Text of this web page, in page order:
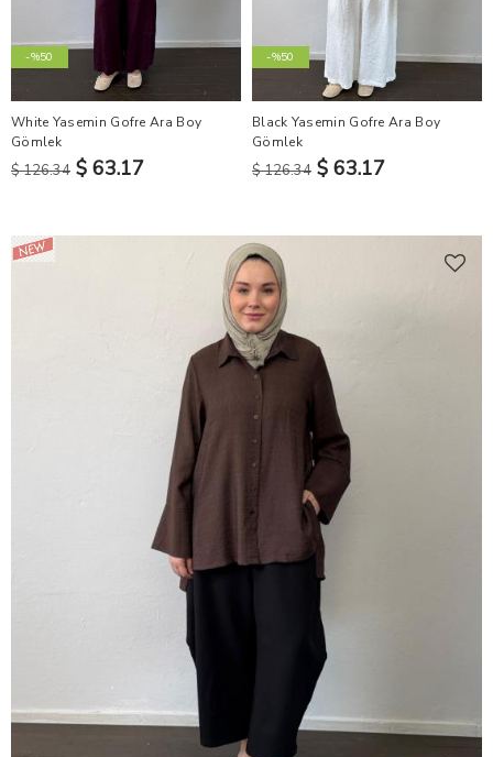
-%50
White Yasemin Gofre Ara Boy
Gömlek
$ 126.34 $ 63.17
-%50
Black Yasemin Gofre Ara Boy
Gömlek
$ 126.34 $ 63.17